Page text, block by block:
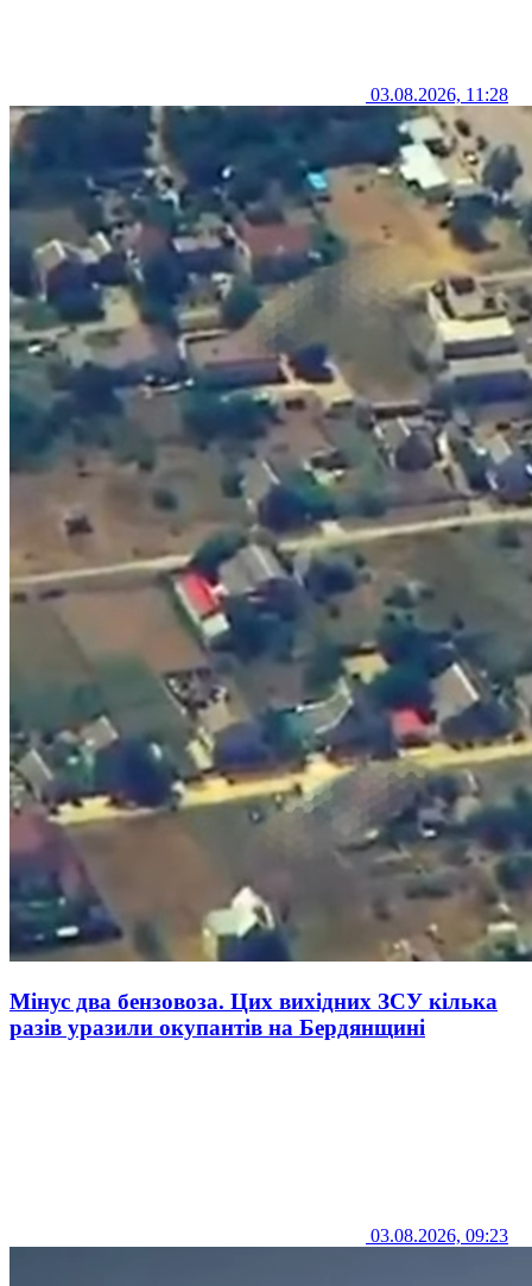
03.08.2026, 11:28
Мінус два бензовоза. Цих вихідних ЗСУ кілька
разів уразили окупантів на Бердянщині
03.08.2026, 09:23